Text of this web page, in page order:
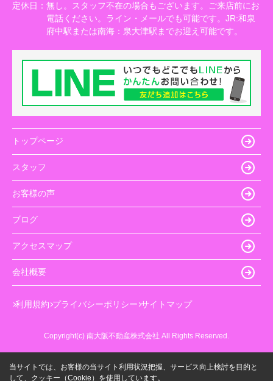
定休日： 無し。スタッフ不在の場合もございます。ご来店前にお
電話ください。ライン・メールでも可能です。JR:和泉
府中駅または南海：泉大津駅までお迎え可能です。
トップページ
スタッフ
お客様の声
ブログ
アクセスマップ
会社概要
利用規約 プライバシーポリシー サイトマップ
Copyright(c) 南大阪不動産株式会社 All Rights Reserved.
当サイトでは、お客様の当サイト利用状況把握、サービス向上検討を目的と
して、クッキー（Cookie）を使用しています。